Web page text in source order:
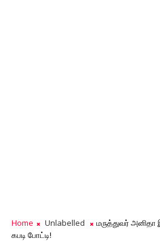
Home Unlabelled
மருத்துவர் அனிதா
கபடி போட்டி!